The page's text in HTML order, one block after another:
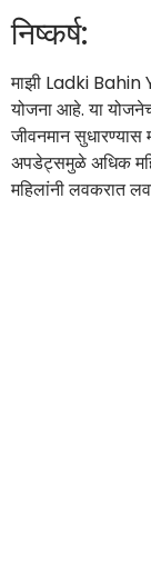
निष्कर्ष:
माझी Ladki Bahin
योजना आहे. या
जीवनमान
अपडेट्समुळे अधिक
महिलांनी लवकरात